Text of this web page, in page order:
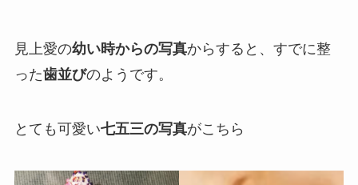
見上愛の幼い時からの写真からすると、すでに整
った歯並びのようです。
とても可愛い七五三の写真がこちら